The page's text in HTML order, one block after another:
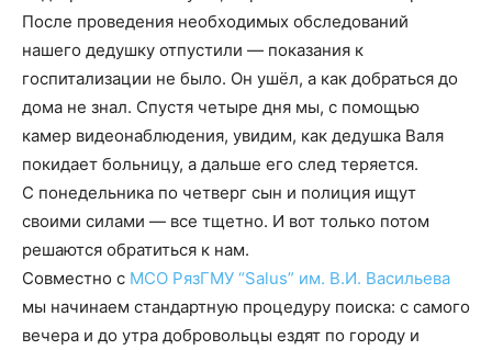
После проведения необходимых обследований
нашего дедушку отпустили — показания к
госпитализации не было. Он ушёл, а как добраться до
дома не знал. Спустя четыре дня мы, с помощью
камер видеонаблюдения, увидим, как дедушка Валя
покидает больницу, а дальше его след теряется.
С понедельника по четверг сын и полиция ищут
своими силами — все тщетно. И вот только потом
решаются обратиться к нам.
Совместно с МСО РязГМУ “Salus” им. В.И. Васильева
мы начинаем стандартную процедуру поиска: с самого
вечера и до утра добровольцы ездят по городу и